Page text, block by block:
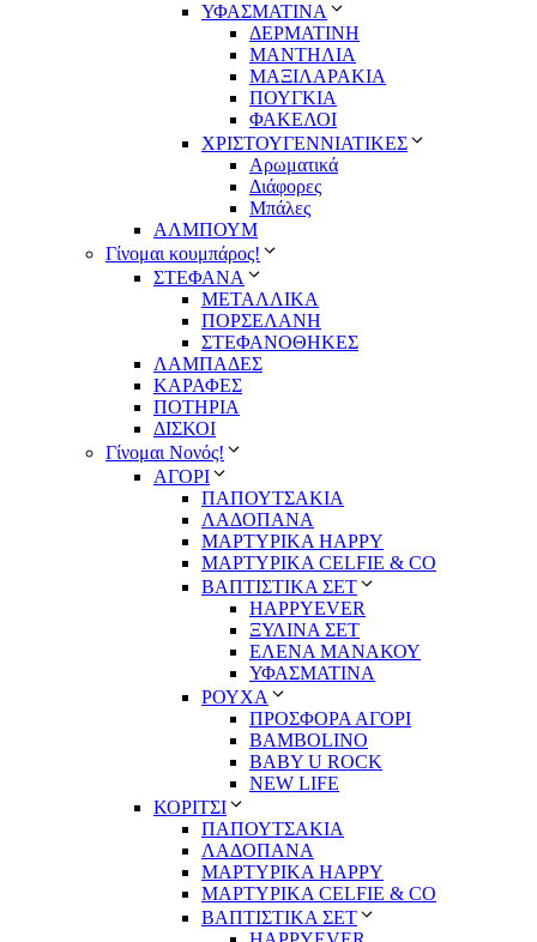
ΥΦΑΣΜΑΤΙΝA
ΔΕΡΜΑΤΙΝΗ
ΜΑΝΤΗΛΙΑ
ΜΑΞΙΛΑΡΑΚΙΑ
ΠΟΥΓΚΙΑ
ΦΑΚΕΛΟΙ
ΧΡΙΣΤΟΥΓΕΝΝΙΑΤΙΚΕΣ
Αρωματικά
Διάφορες
Μπάλες
ΑΛΜΠΟΥΜ
Γίνομαι κουμπάρος!
ΣΤΕΦΑΝΑ
ΜΕΤΑΛΛΙΚΑ
ΠΟΡΣΕΛΑΝΗ
ΣΤΕΦΑΝΟΘΗΚΕΣ
ΛΑΜΠΑΔΕΣ
ΚΑΡΑΦΕΣ
ΠΟΤΗΡΙΑ
ΔΙΣΚΟΙ
Γίνομαι Νονός!
ΑΓΟΡΙ
ΠΑΠΟΥΤΣΑΚΙΑ
ΛΑΔΟΠΑΝΑ
ΜΑΡΤΥΡΙΚΑ HAPPY
ΜΑΡΤΥΡΙΚΑ CELFIE & CO
ΒΑΠΤΙΣΤΙΚΑ ΣΕΤ
HAPPYEVER
ΞΥΛΙΝΑ ΣΕΤ
ΕΛΕΝΑ ΜΑΝΑΚΟΥ
ΥΦΑΣΜΑΤΙΝΑ
ΡΟΥΧΑ
ΠΡΟΣΦΟΡΑ ΑΓΟΡΙ
BAMBOLINO
BABY U ROCK
NEW LIFE
ΚΟΡΙΤΣΙ
ΠΑΠΟΥΤΣΑΚΙΑ
ΛΑΔΟΠΑΝΑ
ΜΑΡΤΥΡΙΚΑ HAPPY
ΜΑΡΤΥΡΙΚΑ CELFIE & CO
ΒΑΠΤΙΣΤΙΚΑ ΣΕΤ